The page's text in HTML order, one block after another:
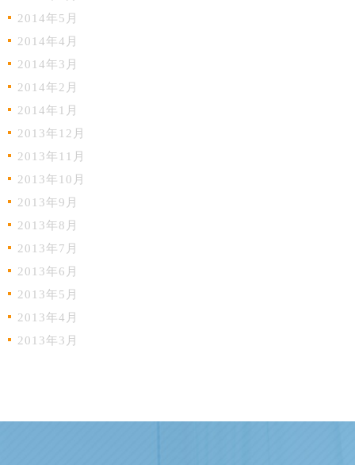
2014年5月
2014年4月
2014年3月
2014年2月
2014年1月
2013年12月
2013年11月
2013年10月
2013年9月
2013年8月
2013年7月
2013年6月
2013年5月
2013年4月
2013年3月